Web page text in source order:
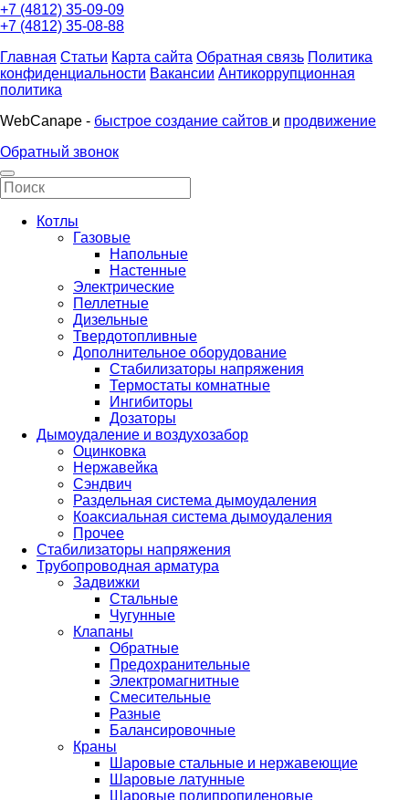
+7 (4812) 35-09-09
+7 (4812) 35-08-88
Главная Статьи Карта сайта Обратная связь Политика
конфиденциальности Вакансии Антикоррупционная
политика
WebCanape - быстрое создание сайтов и продвижение
Обратный звонок
Котлы
Газовые
Напольные
Настенные
Электрические
Пеллетные
Дизельные
Твердотопливные
Дополнительное оборудование
Стабилизаторы напряжения
Термостаты комнатные
Ингибиторы
Дозаторы
Дымоудаление и воздухозабор
Оцинковка
Нержавейка
Сэндвич
Раздельная система дымоудаления
Коаксиальная система дымоудаления
Прочее
Стабилизаторы напряжения
Трубопроводная арматура
Задвижки
Стальные
Чугунные
Клапаны
Обратные
Предохранительные
Электромагнитные
Смесительные
Разные
Балансировочные
Краны
Шаровые стальные и нержавеющие
Шаровые латунные
Шаровые полипропиленовые